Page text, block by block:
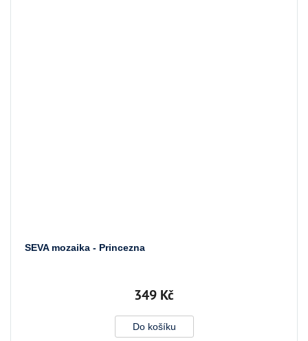
SEVA mozaika - Princezna
349 Kč
Do košíku